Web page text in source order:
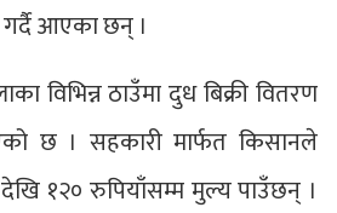
आएका छन् ।
विभिन्न ठाउँमा दुध बिक्री वितरण
छ । सहकारी मार्फत किसानले
१२० रुपियाँसम्म मुल्य पाउँछन् ।